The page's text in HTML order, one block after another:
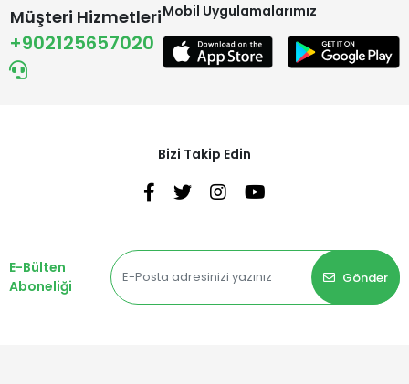
Müşteri Hizmetleri
+902125657020
Mobil Uygulamalarımız
Bizi Takip Edin
E-Bülten
Aboneliği
Gönder